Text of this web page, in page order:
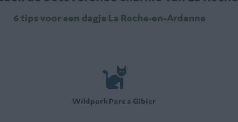
6 tips voor een dagje La Roche-en-Ardenne
Wildpark Parc a Gibier